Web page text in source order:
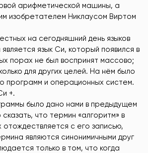
арифметической машины, а
изобретателем Никлаусом Виртом
на сегодняшний день языков
язык Си, который появился в
порах не был воспринят массово;
для других целей. На нём было
программ и операционных систем.
+.
было дано нами в предыдущем
что термин «алгоритм» в
отождествляется с его записью,
являются синонимичными друг
только в том, что когда